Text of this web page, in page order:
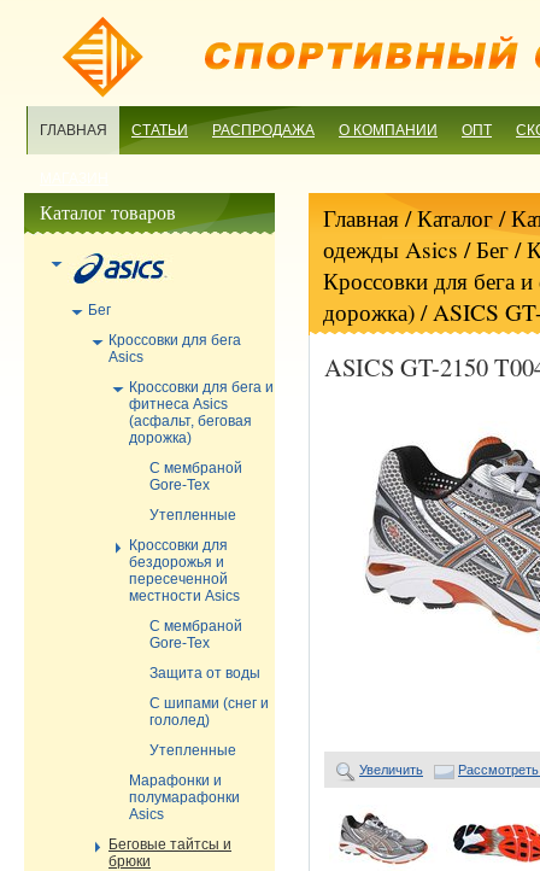
ГЛАВНАЯ СТАТЬИ РАСПРОДАЖА О КОМПАНИИ ОПТ
Главная/ Каталог /
одежды Asics /Бег/
Кроссовки для бега
дорожка)/ ASICS
ASICS GT-2150
Увеличить
Каталог товаров
Бег
Кроссовки для бега
Asics
Кроссовки для бега и
фитнеса Asics
(асфальт, беговая
дорожка)
С мембраной
Gore-Tex
Утепленные
Кроссовки для
бездорожья и
пересеченной
местности Asics
С мембраной
Gore-Tex
Защита от воды
С шипами (снег и
гололед)
Утепленные
Марафонки и
полумарафонки
Asics
Беговые тайтсы и
брюки